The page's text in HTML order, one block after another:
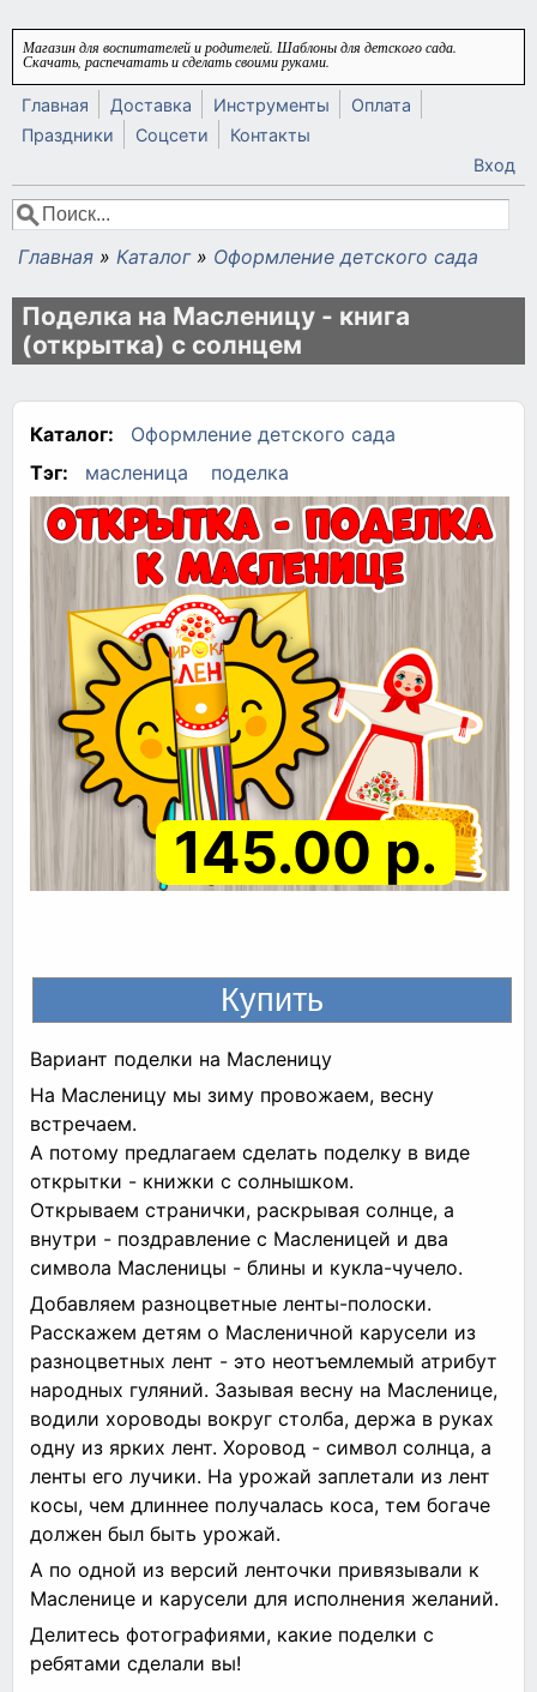
Перейти к основному содержанию
Магазин для воспитателей и родителей. Шаблоны для детского сада.
Скачать, распечатать и сделать своими руками.
Главная Доставка Инструменты
Оплата
Праздники
Соцсети
Контакты
Вход
Форма поиска
Поиск
Вы здесь
Главная » Каталог » Оформление детского сада
Поделка на Масленицу - книга
(открытка) с солнцем
Каталог:
Оформление детского сада
Тэг:
масленица поделка
145.00 р.
Вариант поделки на Масленицу
На Масленицу мы зиму провожаем, весну
встречаем.
А потому предлагаем сделать поделку в виде
открытки - книжки с солнышком.
Открываем странички, раскрывая солнце, а
внутри - поздравление с Масленицей и два
символа Масленицы - блины и кукла-чучело.
Добавляем разноцветные ленты-полоски.
Расскажем детям о Масленичной карусели из
разноцветных лент - это неотъемлемый атрибут
народных гуляний. Зазывая весну на Масленице,
водили хороводы вокруг столба, держа в руках
одну из ярких лент. Хоровод - символ солнца, а
ленты его лучики. На урожай заплетали из лент
косы, чем длиннее получалась коса, тем богаче
должен был быть урожай.
А по одной из версий ленточки привязывали к
Масленице и карусели для исполнения желаний.
Делитесь фотографиями, какие поделки с
ребятами сделали вы!